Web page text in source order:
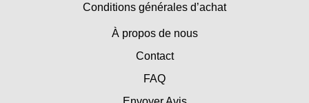
Conditions générales d’achat
À propos de nous
Contact
FAQ